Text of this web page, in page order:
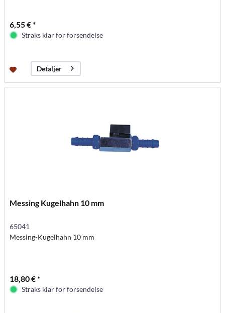
6,55 € *
Straks klar for forsendelse
Detaljer
Messing Kugelhahn 10 mm
65041
Messing-Kugelhahn 10 mm
18,80 € *
Straks klar for forsendelse